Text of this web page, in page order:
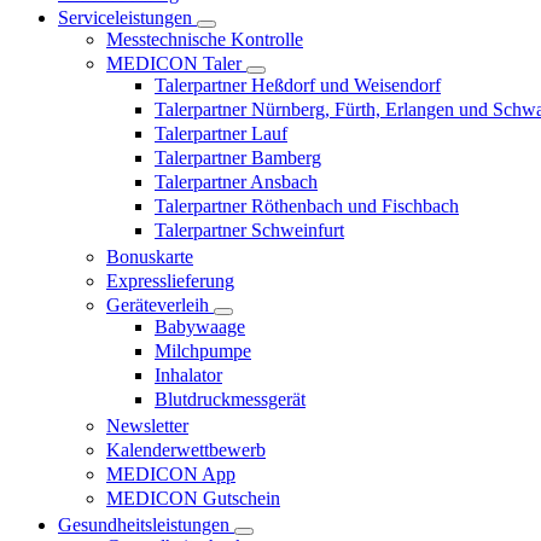
Serviceleistungen
Messtechnische Kontrolle
MEDICON Taler
Talerpartner Heßdorf und Weisendorf
Talerpartner Nürnberg, Fürth, Erlangen und
Talerpartner Lauf
Talerpartner Bamberg
Talerpartner Ansbach
Talerpartner Röthenbach und Fischbach
Talerpartner Schweinfurt
Bonuskarte
Expresslieferung
Geräteverleih
Babywaage
Milchpumpe
Inhalator
Blutdruckmessgerät
Newsletter
Kalenderwettbewerb
MEDICON App
MEDICON Gutschein
Gesundheitsleistungen